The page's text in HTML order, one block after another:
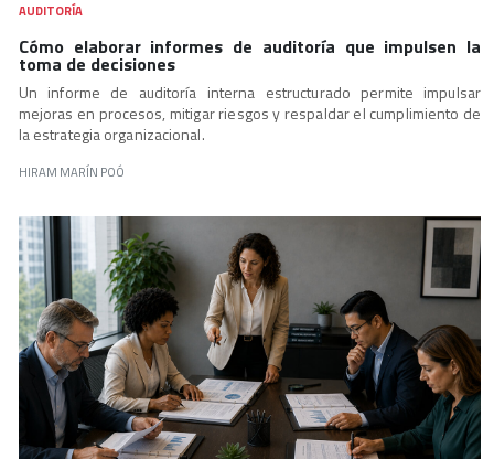
AUDITORÍA
Cómo elaborar informes de auditoría que impulsen la
toma de decisiones
Un informe de auditoría interna estructurado permite impulsar
mejoras en procesos, mitigar riesgos y respaldar el cumplimiento de
la estrategia organizacional.
HIRAM MARÍN POÓ